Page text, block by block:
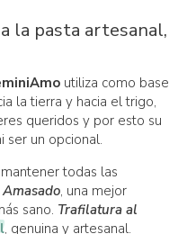
la pasta artesanal,
utiliza como base
la tierra y hacia el trigo,
queridos y por esto su
ser un opcional.
todas las
Amasado, una mejor
sano. Trafilatura al
, genuina y artesanal.